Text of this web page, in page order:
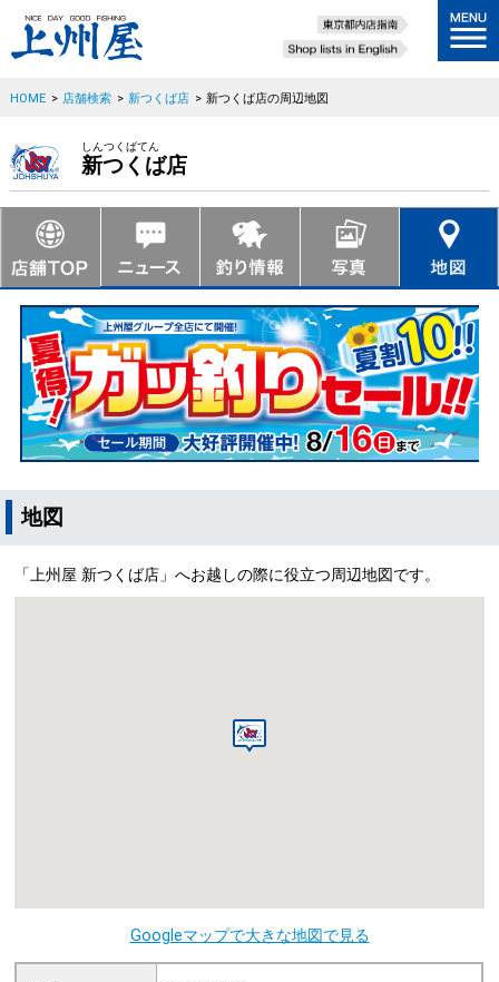
HOME > 店舗検索 > 新つくば店 > 新つくば店の周辺地図
しんつくばてん
新つくば店
地図
「上州屋 新つくば店」へお越しの際に役立つ周辺地図です。
Googleマップで大きな地図で見る